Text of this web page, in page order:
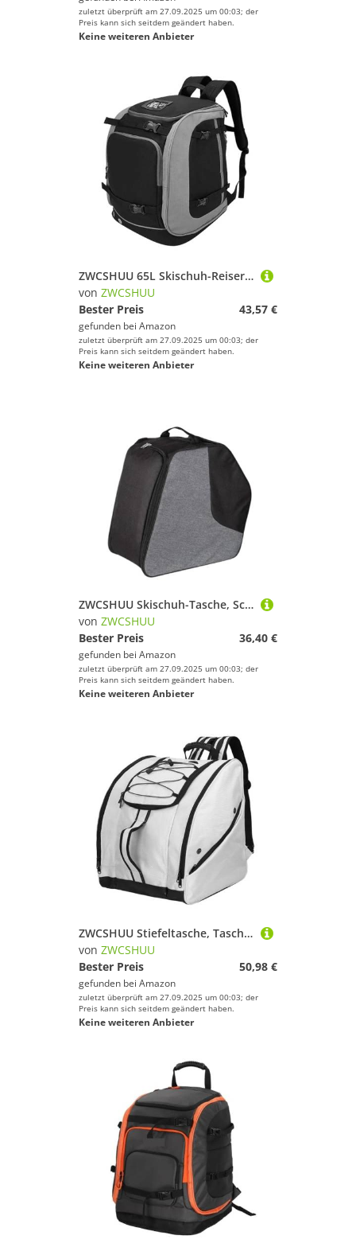
zuletzt überprüft am 27.09.2025 um 00:03; der
Preis kann sich seitdem geändert haben.
Keine weiteren Anbieter
ZWCSHUU 65L Skischuh-Reiserucksack, großes Fassungsvermögen, Skischuhtasche, Aufbewahrungsrucksack for Skihelm, Brille, Snowboard, 53,3 x 38,1 33 cm Skistiefel Rucksack
von ZWCSHUU
Bester Preis
43,57 €
gefunden bei Amazon
zuletzt überprüft am 27.09.2025 um 00:03; der
Preis kann sich seitdem geändert haben.
Keine weiteren Anbieter
ZWCSHUU Skischuh-Tasche, Schneeschuh-Tasche, Outdoor-Rucksack, Gepäck mit Verstellbarer Schulter Skistiefel Rucksack
von ZWCSHUU
Bester Preis
36,40 €
gefunden bei Amazon
zuletzt überprüft am 27.09.2025 um 00:03; der
Preis kann sich seitdem geändert haben.
Keine weiteren Anbieter
ZWCSHUU Stiefeltasche, Tasche for Skischuhe und Snowboardstiefel, Camping-Rucksack, ideal for Reisen, mit Wasserdichten Bodentaschen außen Skistiefel Rucksack
von ZWCSHUU
Bester Preis
50,98 €
gefunden bei Amazon
zuletzt überprüft am 27.09.2025 um 00:03; der
Preis kann sich seitdem geändert haben.
Keine weiteren Anbieter